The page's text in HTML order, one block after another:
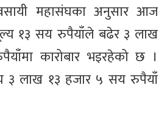
महासंघका अनुसार आज
१३ सय रुपैयाँले बढेर ३ लाख
कारोबार भइरहेको छ ।
३ लाख १३ हजार ५ सय रुपैयाँ